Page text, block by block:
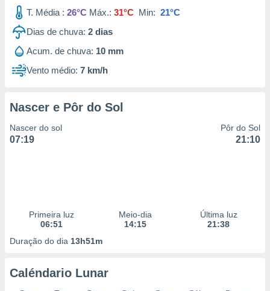
T. Média : 26°C Máx.: 31°C Min: 21°C
Dias de chuva: 2 dias
Acum. de chuva: 10 mm
Vento médio: 7 km/h
Nascer e Pôr do Sol
Nascer do sol
07:19
Pôr do Sol
21:10
Primeira luz
06:51
Meio-dia
14:15
Última luz
21:38
Duração do dia 13h51m
Caléndario Lunar